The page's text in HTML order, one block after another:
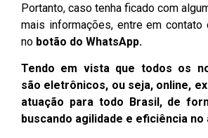
Portanto, caso tenha ficado com
mais informações, entre em contato
no botão do WhatsApp.
Tendo em vista que todos os
são eletrônicos, ou seja, online,
atuação para todo Brasil, de
buscando agilidade e eficiência